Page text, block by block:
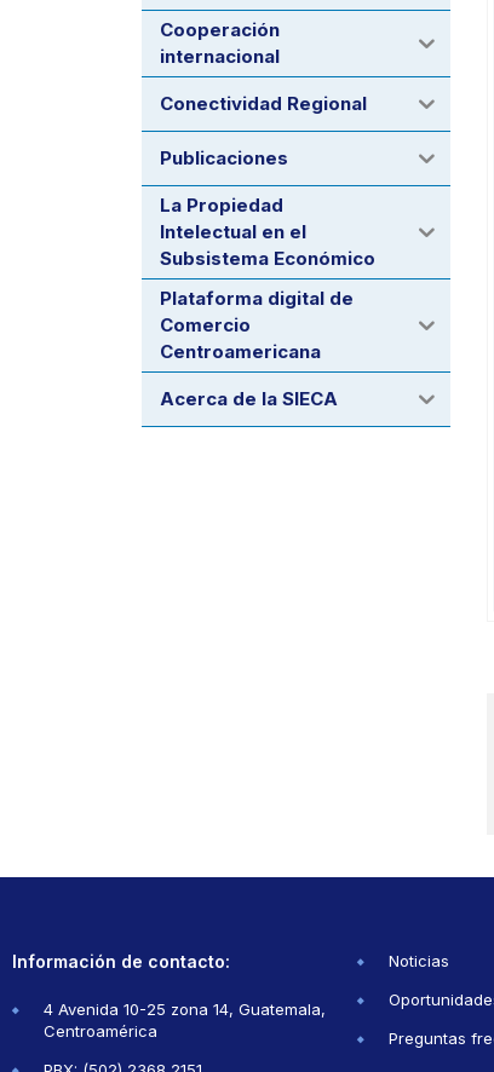
Cooperación
internacional
Conectividad Regional
Publicaciones
La Propiedad
Intelectual en el
Subsistema Económico
Plataforma digital de
Comercio
Centroamericana
Acerca de la SIECA
Información de contacto:
4 Avenida 10-25 zona 14, Guatemala,
Centroamérica
Noticias
Preguntas